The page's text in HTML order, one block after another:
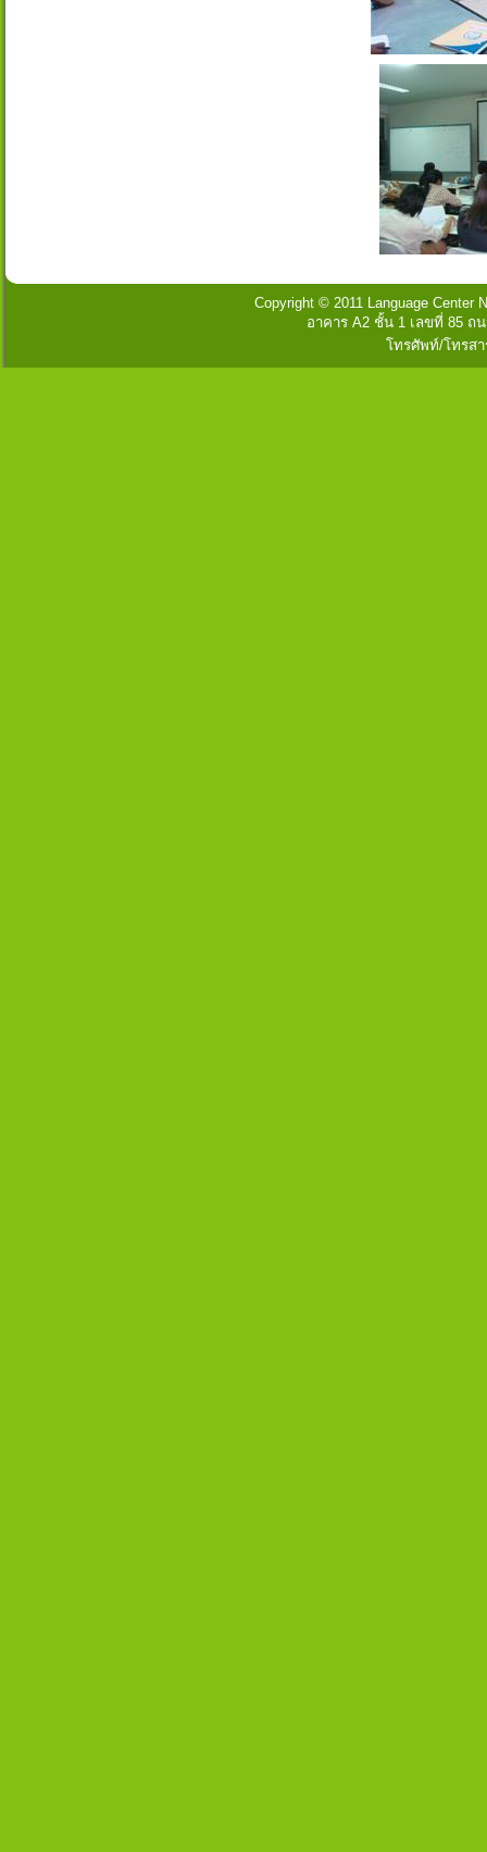
Copyright © 2011 Language Center
อาคาร A2 ชั้น 1 เลขที่ 85 ถ
โทรศัพท์/โทรสา